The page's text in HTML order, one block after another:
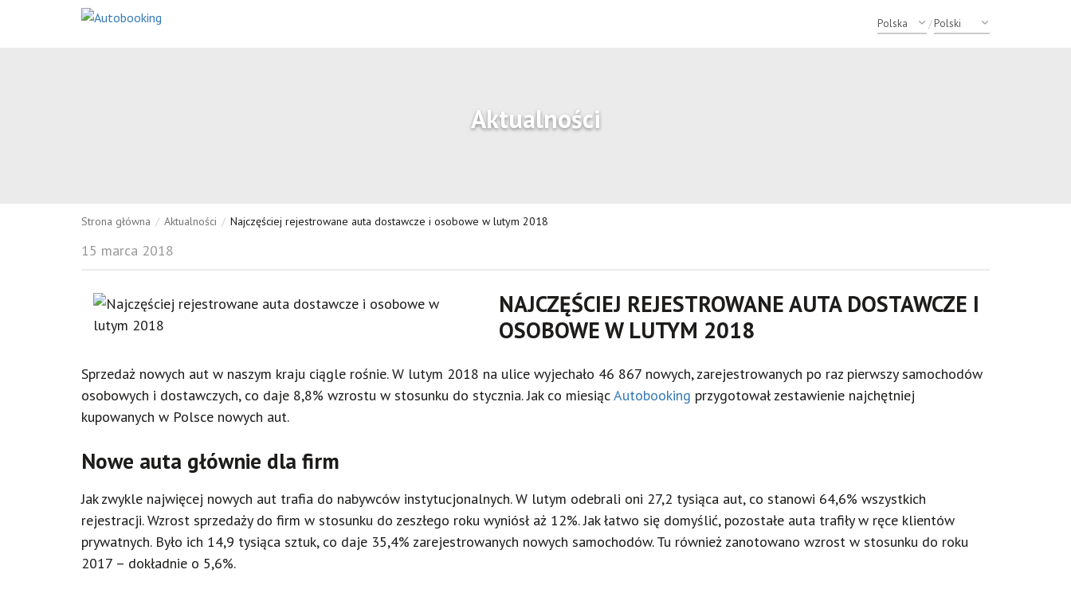
/
Aktualności
Strona główna / Aktualności / Najczęściej rejestrowane auta dostawcze i osobowe w lutym 2018
15 marca 2018
NAJCZĘŚCIEJ REJESTROWANE AUTA DOSTAWCZE I
OSOBOWE W LUTYM 2018
Sprzedaż nowych aut w naszym kraju ciągle rośnie. W lutym 2018 na ulice wyjechało 46 867 nowych, zarejestrowanych po raz pierwszy samochodów
osobowych i dostawczych, co daje 8,8% wzrostu w stosunku do stycznia. Jak co miesiącAutobooking przygotował zestawienie najchętniej
kupowanych w Polsce nowych aut.
Nowe auta głównie dla firm
Jak zwykle najwięcej nowych aut trafia do nabywców instytucjonalnych. W lutym odebrali oni 27,2 tysiąca aut, co stanowi 64,6% wszystkich
rejestracji. Wzrost sprzedaży do firm w stosunku do zeszłego roku wyniósł aż 12%. Jak łatwo się domyślić, pozostałe auta trafiły w ręce klientów
prywatnych. Było ich 14,9 tysiąca sztuk, co daje 35,4% zarejestrowanych nowych samochodów. Tu również zanotowano wzrost w stosunku do roku
2017 – dokładnie o 5,6%.